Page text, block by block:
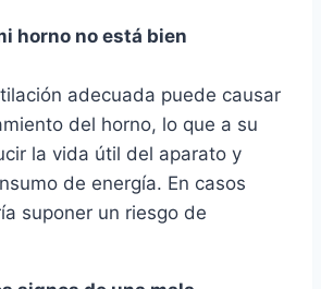
horno no está bien
adecuada puede causar
del horno, lo que a su
la vida útil del aparato y
de energía. En casos
suponer un riesgo de